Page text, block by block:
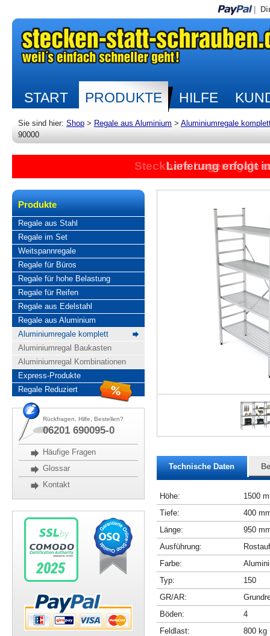
START PRODUKTE HILFE
Sie sind hier: Shop > Regale aus Aluminium > Aluminiumregale
90000
Steckbare Lagerregale
Lieferung erfolgt
Produkte
Regale aus Stahl
Regale im Set
Weitspannregale
Regale für Büros
Regale für hohe Belastung
Regale für Reifen
Regale aus Edelstahl
Regale aus Aluminium
Aluminiumregale komplett
Aluminiumregal Baukasten
Aluminiumregal Kombinationen
Express-Produkte
Regale Reduziert
Rückfragen, Hilfe, Bestellen?
06201 690095-0
Häufige Fragen
Glossar
Kontakt
Technische Daten
Höhe:
1500
Tiefe:
400
Länge:
950
Ausführung:
Farbe:
Typ:
150
GR/AR:
Böden:
4
Feldlast:
800 kg